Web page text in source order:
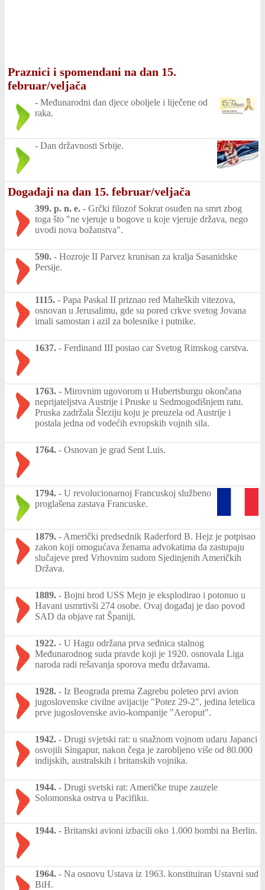
Praznici i spomendani na dan 15.
februar/veljača
- Međunarodni dan djece oboljele i liječene od
raka.
- Dan državnosti Srbije.
Događaji na dan 15. februar/veljača
399. p. n. e. - Grčki filozof Sokrat osuđen na smrt zbog
toga što "ne vjeruje u bogove u koje vjeruje država, nego
uvodi nova božanstva".
590. - Hozroje II Parvez krunisan za kralja Sasanidske
Persije.
1115. - Papa Paskal II priznao red Malteških vitezova,
osnovan u Jerusalimu, gde su pored crkve svetog Jovana
imali samostan i azil za bolesnike i putnike.
1637. - Ferdinand III postao car Svetog Rimskog carstva.
1763. - Mirovnim ugovorom u Hubertsburgu okončana
neprijateljstva Austrije i Pruske u Sedmogodišnjem ratu.
Pruska zadržala Šleziju koju je preuzela od Austrije i
postala jedna od vodećih evropskih vojnih sila.
1764. - Osnovan je grad Sent Luis.
1794. - U revolucionarnoj Francuskoj službeno
proglašena zastava Francuske.
1879. - Američki predsednik Raderford B. Hejz je potpisao
zakon koji omogućava ženama advokatima da zastupaju
slučajeve pred Vrhovnim sudom Sjedinjenih Američkih
Država.
1889. - Bojni brod USS Mejn je eksplodirao i potonuo u
Havani usmrtivši 274 osobe. Ovaj događaj je dao povod
SAD da objave rat Španiji.
1922. - U Hagu održana prva sednica stalnog
Međunarodnog suda pravde koji je 1920. osnovala Liga
naroda radi rešavanja sporova među državama.
1928. - Iz Beograda prema Zagrebu poleteo prvi avion
jugoslovenske civilne avijacije "Potez 29-2", jedina letelica
prve jugoslovenske avio-kompanije "Aeroput".
1942. - Drugi svjetski rat: u snažnom vojnom udaru Japanci
osvojili Singapur, nakon čega je zarobljeno više od 80.000
indijskih, australskih i britanskih vojnika.
1944. - Drugi svetski rat: Američke trupe zauzele
Solomonska ostrva u Pacifiku.
1944. - Britanski avioni izbacili oko 1.000 bombi na Berlin.
1964. - Na osnovu Ustava iz 1963. konstituiran Ustavni sud
BiH.